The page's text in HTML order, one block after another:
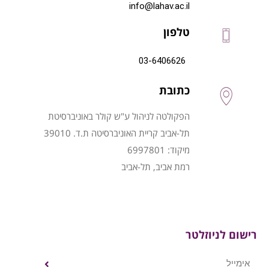
info@lahav.ac.il
טלפון
03-6406626
כתובת
הפקולטה לניהול ע"ש קולר באוניברסיטת
תל-אביב קריית האוניברסיטה ת.ד. 39010
מיקוד: 6997801
רמת אביב, תל-אביב
רישום לניוזלטר